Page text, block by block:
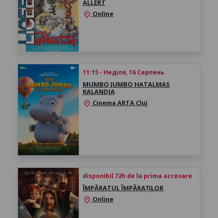
ALLERT
location_on Online
11:15 - Неділя, 16 Серпень
MUMBO JUMBO HATALMAS
KALANDJA
location_on Cinema ARTA Cluj
disponibil 72h de la prima accesare
ÎMPĂRATUL ÎMPĂRAȚILOR
location_on Online